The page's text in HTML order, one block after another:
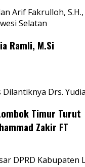
Arif Fakrulloh, S.H.,
Selatan
Ramli, M.Si
Drs.
Timur Turut
Zakir FT
DPRD